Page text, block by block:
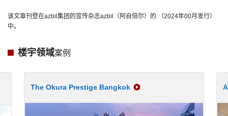
该文章刊登在azbil集团的宣传杂志azbil（阿自倍尔）的 （2024年00月发行）
中。
楼宇领域案例
The Okura Prestige Bangkok